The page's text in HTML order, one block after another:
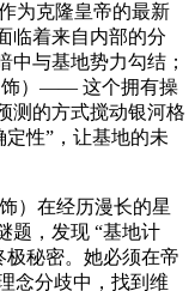
为克隆皇帝的最新
临着来自内部的分
中与基地势力勾结；
饰）—— 这个拥有操
测的方式搅动银河格
性”，让基地的未
）在经历漫长的星
题，发现 “基地计
极秘密。她必须在帝
念分歧中，找到维